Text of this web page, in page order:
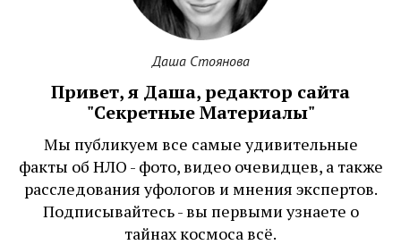
Даша Стоянова
Привет, я Даша, редактор сайта
"Секретные Материалы"
Мы публикуем все самые удивительные
факты об НЛО - фото, видео очевидцев, а также
расследования уфологов и мнения экспертов.
Подписывайтесь - вы первыми узнаете о
тайнах космоса всё.